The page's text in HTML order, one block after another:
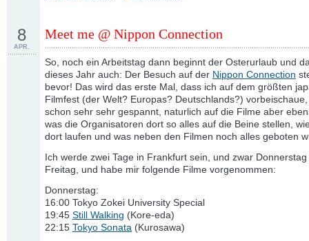
Meet me @ Nippon Connection
8
APR.
So, noch ein Arbeitstag dann beginnt der Osterurlaub und
dieses Jahr auch: Der Besuch auf der Nippon Connection
bevor! Das wird das erste Mal, dass ich auf dem größten
Filmfest (der Welt? Europas? Deutschlands?)
schon sehr sehr gespannt, naturlich auf die Filme aber
was die Organisatoren dort so alles auf die Beine stellen,
dort laufen und was neben den Filmen noch alles geboten
Ich werde zwei Tage in Frankfurt sein, und zwar
Freitag, und habe mir folgende Filme vorgenommen:
Donnerstag:
16:00 Tokyo Zokei University Special
19:45 Still Walking (Kore-eda)
22:15 Tokyo Sonata (Kurosawa)